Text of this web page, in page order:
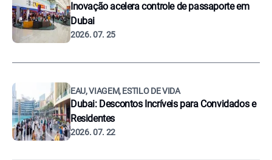
Inovação acelera controle de passaporte em
Dubai
2026. 07. 25
EAU, VIAGEM, ESTILO DE VIDA
Dubai: Descontos Incríveis para Convidados e
Residentes
2026. 07. 22